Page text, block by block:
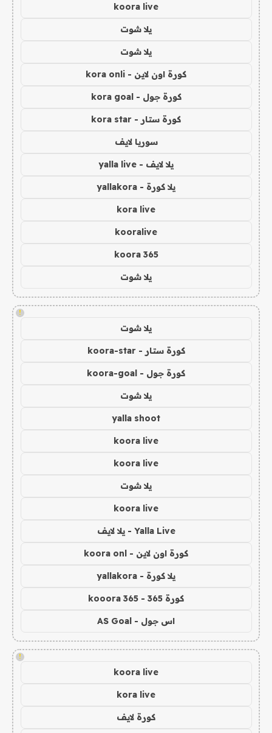
koora live
يلا شوت
يلا شوت
كورة اون لاين - kora onli
كورة جول - kora goal
كورة ستار - kora star
سوريا لايف
يلا لايف - yalla live
يلا كورة - yallakora
kora live
kooralive
koora 365
يلا شوت
!
يلا شوت
كورة ستار - koora-star
كورة جول - koora-goal
يلا شوت
yalla shoot
koora live
koora live
يلا شوت
koora live
Yalla Live - يلا لايف
كورة اون لاين - koora onl
يلا كورة - yallakora
كورة 365 - kooora 365
اس جول - AS Goal
!
koora live
kora live
كورة لايف